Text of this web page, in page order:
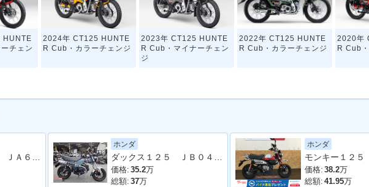
HUNTE
チェン
2024年 CT125 HUNTE
R Cub・カラーチェンジ
2023年 CT125 HUNTE
R Cub・マイナーチェン
ジ
2022年 CT125 HUNTE
R Cub・カラーチェンジ
2020年
R Cub
ホンダ
価格: 35.2万
総額: 37万
ホンダ
モンキー１２５
価格: 38.2万
総額: 41.95万